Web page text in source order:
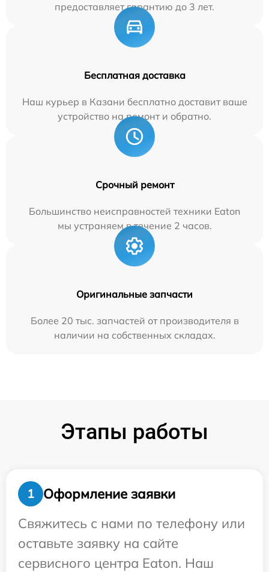
предоставляет гарантию до 3 лет.
Бесплатная доставка
Наш курьер в Казани бесплатно доставит ваше
устройство на ремонт и обратно.
Срочный ремонт
Большинство неисправностей техники Eaton
мы устраняем в течение 2 часов.
Оригинальные запчасти
Более 20 тыс. запчастей от производителя в
наличии на собственных складах.
Этапы работы
1
Оформление заявки
Свяжитесь с нами по телефону или
оставьте заявку на сайте
сервисного центра Eaton. Наш